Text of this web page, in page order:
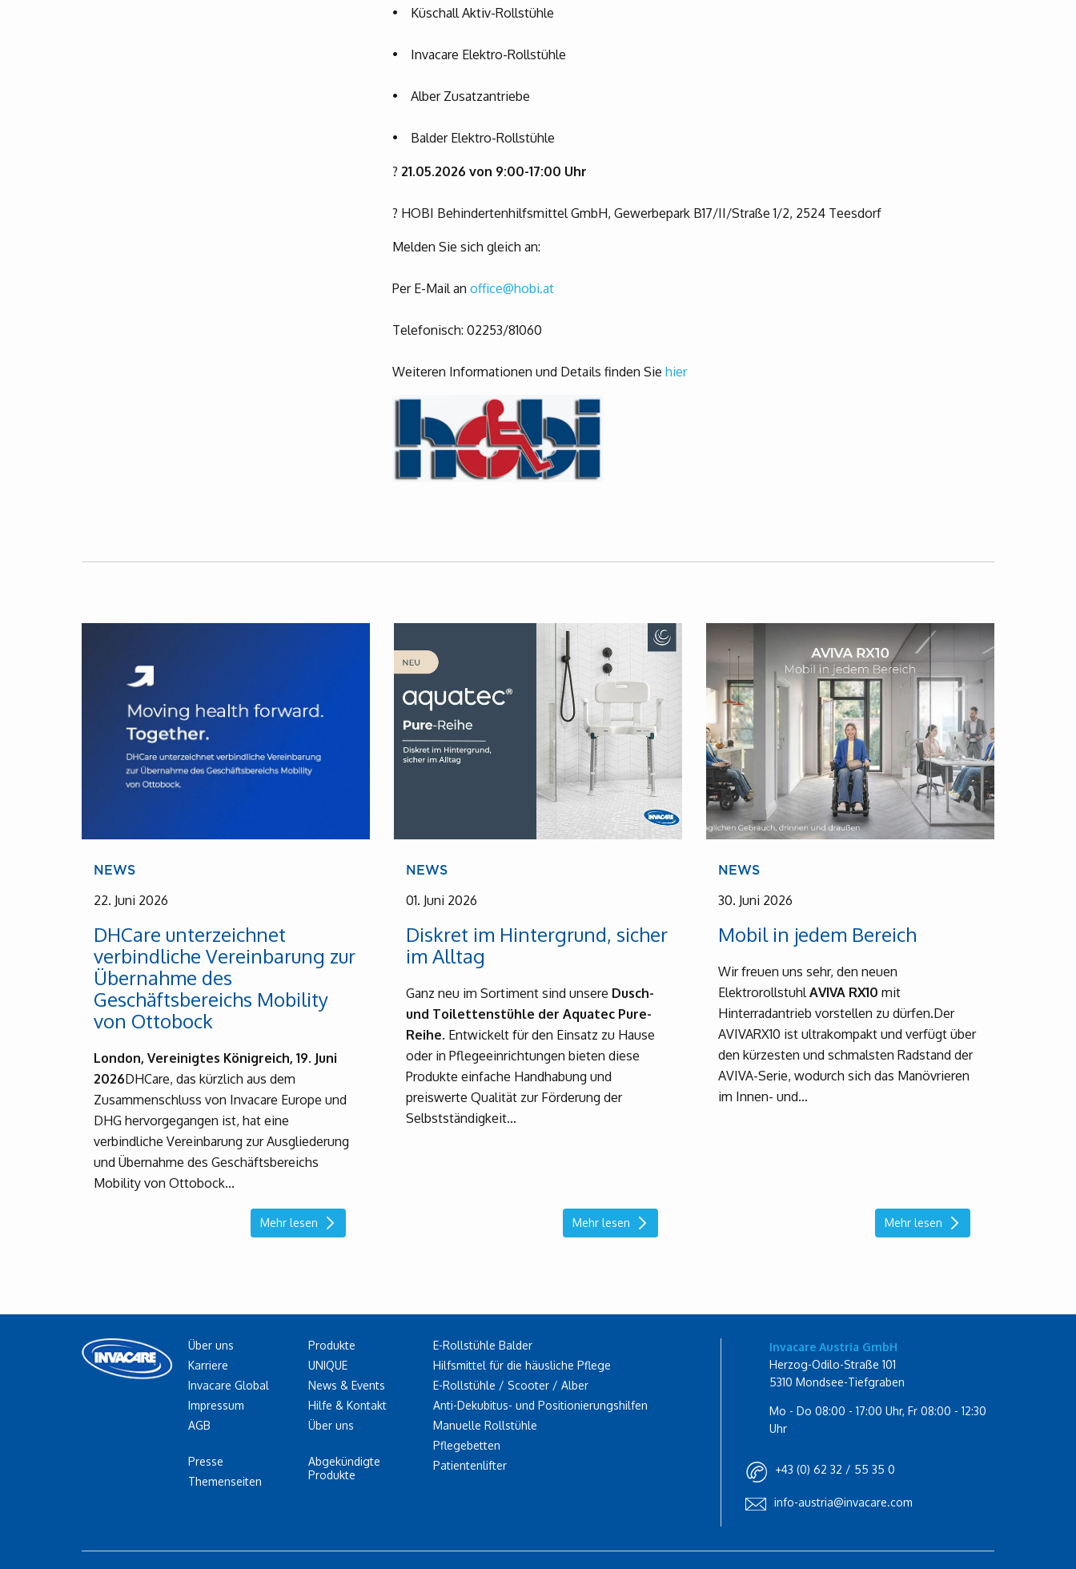
• Küschall Aktiv-Rollstühle
• Invacare Elektro-Rollstühle
• Alber Zusatzantriebe
• Balder Elektro-Rollstühle
? 21.05.2026 von 9:00-17:00 Uhr
? HOBI Behindertenhilfsmittel GmbH, Gewerbepark B17/II/Straße 1/2, 2524 Teesdorf
Melden Sie sich gleich an:
Per E-Mail an office@hobi.at
Telefonisch: 02253/81060
Weiteren Informationen und Details finden Sie hier
NEWS
22. Juni 2026
DHCare unterzeichnet
verbindliche Vereinbarung zur
Übernahme des
Geschäftsbereichs Mobility
von Ottobock
London, Vereinigtes Königreich, 19. Juni
2026DHCare, das kürzlich aus dem
Zusammenschluss von Invacare Europe und
DHG hervorgegangen ist, hat eine
verbindliche Vereinbarung zur Ausgliederung
und Übernahme des Geschäftsbereichs
Mobility von Ottobock...
Mehr lesen
NEWS
01. Juni 2026
Diskret im Hintergrund, sicher
im Alltag
Ganz neu im Sortiment sind unsere Dusch-
und Toilettenstühle der Aquatec Pure-
Reihe. Entwickelt für den Einsatz zu Hause
oder in Pflegeeinrichtungen bieten diese
Produkte einfache Handhabung und
preiswerte Qualität zur Förderung der
Selbstständigkeit...
Mehr lesen
NEWS
30. Juni 2026
Mobil in jedem Bereich
Wir freuen uns sehr, den neuen
ElektrorollstuhlAVIVA RX10 mit
Hinterradantrieb vorstellen zu dürfen.Der
AVIVARX10 ist ultrakompakt und verfügt über
den kürzesten und schmalsten Radstand der
AVIVA-Serie, wodurch sich das Manövrieren
im Innen- und...
Mehr lesen
Über uns
Karriere
Invacare Global
Impressum
AGB
Presse
Themenseiten
Produkte
UNIQUE
News & Events
Hilfe & Kontakt
Über uns
Abgekündigte
Produkte
E-Rollstühle Balder
Hilfsmittel für die häusliche Pflege
E-Rollstühle / Scooter / Alber
Anti-Dekubitus- und Positionierungshilfen
Manuelle Rollstühle
Pflegebetten
Patientenlifter
Invacare Austria GmbH
Herzog-Odilo-Straße 101
5310 Mondsee-Tiefgraben
Mo - Do 08:00 - 17:00 Uhr, Fr 08:00 - 12:30
Uhr
+43 (0) 62 32 / 55 35 0
info-austria@invacare.com